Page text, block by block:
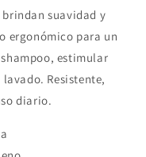
suavidad y
ergonómico para un
estimular
Resistente,
diario.